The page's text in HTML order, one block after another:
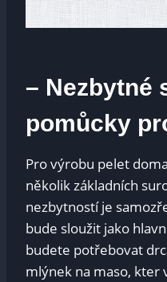
– Nezbytné
pomůcky
Pro výrobu pelet
několik základních
nezbytností je
bude sloužit jako
budete potřebovat
mlýnek na maso,